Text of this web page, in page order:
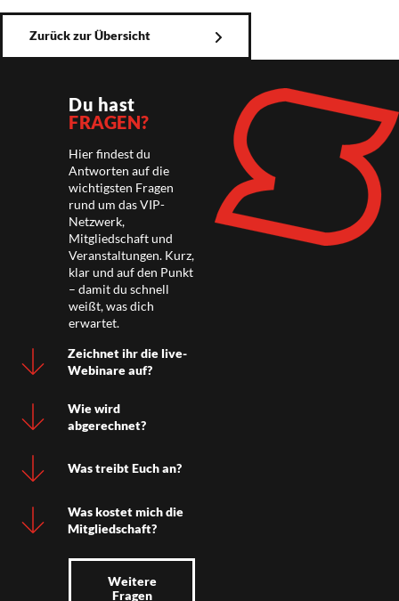
Zurück zur Übersicht
Du hast
FRAGEN?
Hier findest du
Antworten auf die
wichtigsten Fragen
rund um das VIP-
Netzwerk,
Mitgliedschaft und
Veranstaltungen. Kurz,
klar und auf den Punkt
– damit du schnell
weißt, was dich
erwartet.
Zeichnet ihr die live-
Webinare auf?
Wie wird
abgerechnet?
Was treibt Euch an?
Was kostet mich die
Mitgliedschaft?
Weitere
Fragen